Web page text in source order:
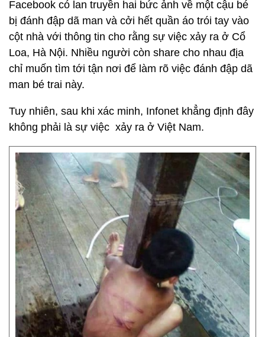
Facebook có lan truyền hai bức ảnh về một cậu bé
bị đánh đập dã man và cởi hết quần áo trói tay vào
cột nhà với thông tin cho rằng sự việc xảy ra ở Cổ
Loa, Hà Nội. Nhiều người còn share cho nhau địa
chỉ muốn tìm tới tận nơi để làm rõ việc đánh đập dã
man bé trai này.
Tuy nhiên, sau khi xác minh, Infonet khẳng định đây
không phải là sự việc xảy ra ở Việt Nam.